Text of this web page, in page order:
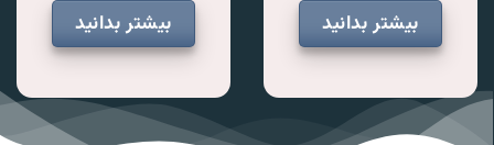
بیشتر بدانید بیشتر بدانید